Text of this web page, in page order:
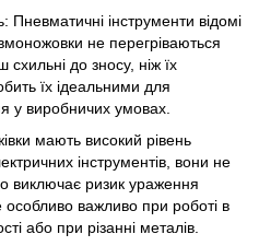
Пневматичні інструменти відомі
не перегріваються
схильні до зносу, ніж їх
їх ідеальними для
у виробничих умовах.
мають високий рівень
інструментів, вони не
виключає ризик ураження
важливо при роботі в
або при різанні металів.